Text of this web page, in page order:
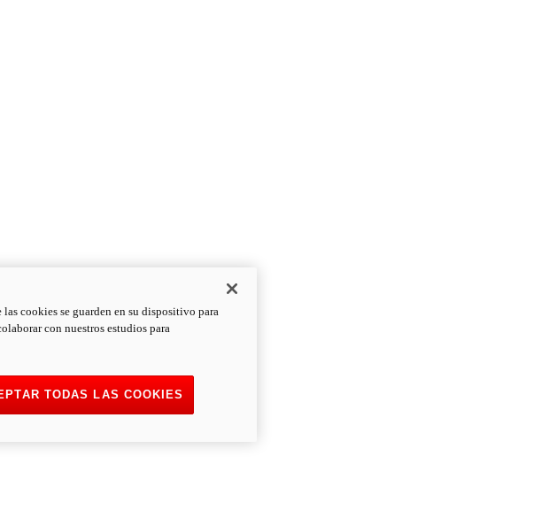
cookies se guarden en su dispositivo para
con nuestros estudios para
TODAS LAS COOKIES